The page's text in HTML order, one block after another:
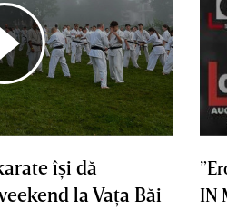
îşi dă
la Vaţa Băi
IN